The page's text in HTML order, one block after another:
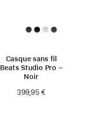
Casque sans fil
Beats Studio Pro –
Noir
399,95 €